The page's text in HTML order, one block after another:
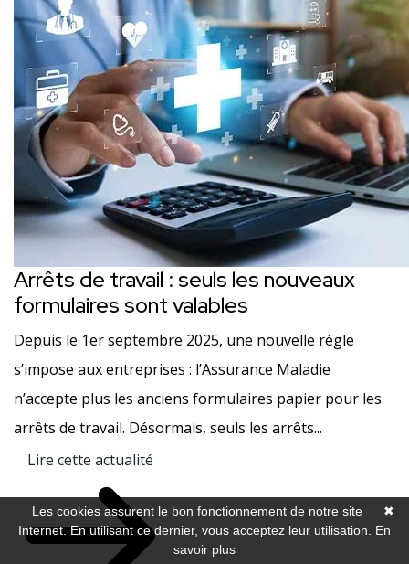
Arrêts de travail : seuls les nouveaux
formulaires sont valables
Depuis le 1er septembre 2025, une nouvelle règle
s’impose aux entreprises : l’Assurance Maladie
n’accepte plus les anciens formulaires papier pour les
arrêts de travail. Désormais, seuls les arrêts...
Lire cette actualité
✖
Les cookies assurent le bon fonctionnement de notre site
Internet. En utilisant ce dernier, vous acceptez leur utilisation. En
savoir plus